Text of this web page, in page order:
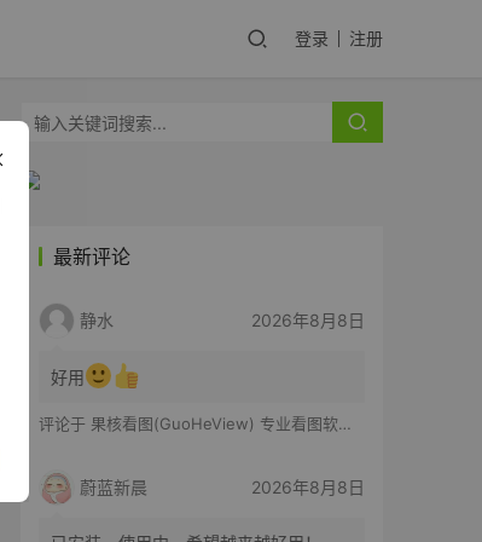
登录 注册
最新评论
静水 2026年8月8日
好用
评论于 果核看图(GuoHeView) 专业看图软件 v3.2.0.91
蔚蓝新晨 2026年8月8日